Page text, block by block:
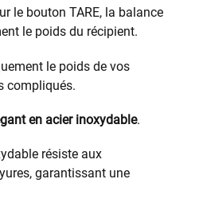
le bouton TARE, la balance
le poids du récipient.
le poids de vos
compliqués.
en acier inoxydable.
résiste aux
garantissant une